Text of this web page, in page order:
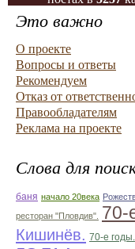
Это важно
О проекте
Вопросы и ответы
Рекомендуем
Отказ от
Правообладателям
Реклама на проекте
Слова для
баня начало 20века
ресторан "Пловдив".
70-
Кишинёв. 70-е годы.